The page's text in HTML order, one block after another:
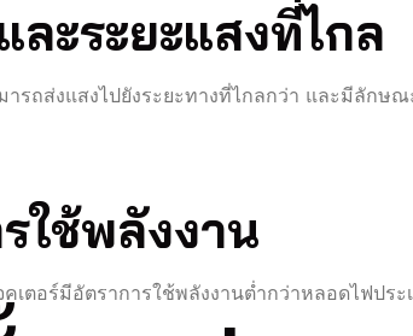
ละระยะแสงที่ไกล
ารถส่งแสงไปยังระยะทางที่ไกลกว่า และมีลั
ใช้พลังงาน
เตอร์มีอัตราการใช้พลังงานต่ำกว่าหลอดไฟป